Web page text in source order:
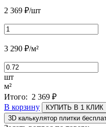
2 369 ₽/шт
3 290 ₽/м²
шт
м²
Итого: 2 369 ₽
В корзину
КУПИТЬ В 1 КЛИК
3D калькулятор плитки